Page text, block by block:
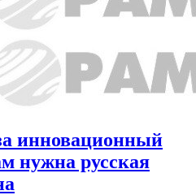
инновационный
нужна русская